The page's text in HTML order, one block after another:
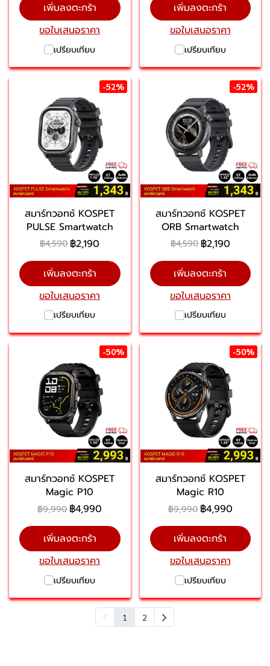
เพิ่มลงตะกร้า
ขอใบเสนอราคา
เปรียบเทียบ
เพิ่มลงตะกร้า
ขอใบเสนอราคา
เปรียบเทียบ
-52%
สมาร์ทวอทช์ KOSPET
PULSE Smartwatch
฿4,590 ฿2,190
เพิ่มลงตะกร้า
ขอใบเสนอราคา
เปรียบเทียบ
-52%
สมาร์ทวอทช์ KOSPET
ORB Smartwatch
฿4,590 ฿2,190
เพิ่มลงตะกร้า
ขอใบเสนอราคา
เปรียบเทียบ
-50%
สมาร์ทวอทช์ KOSPET
Magic P10
฿9,990 ฿4,990
เพิ่มลงตะกร้า
ขอใบเสนอราคา
เปรียบเทียบ
-50%
สมาร์ทวอทช์ KOSPET
Magic R10
฿9,990 ฿4,990
เพิ่มลงตะกร้า
ขอใบเสนอราคา
เปรียบเทียบ
1 2